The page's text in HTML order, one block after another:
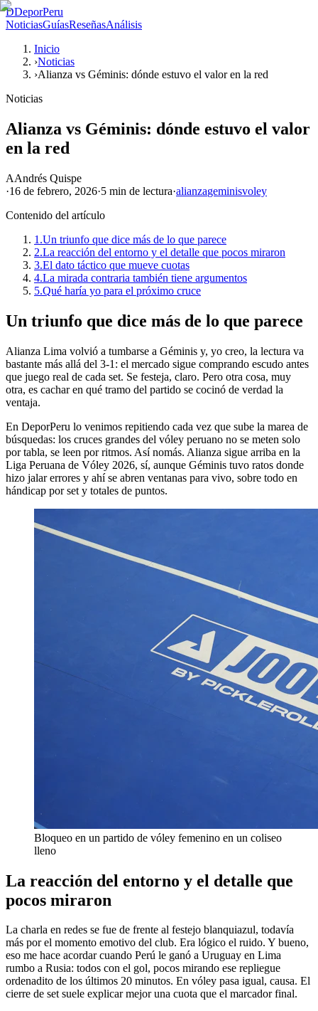
DDeporPeru
NoticiasGuíasReseñasAnálisis
Inicio
›Noticias
›Alianza vs Géminis: dónde estuvo el valor en la red
Noticias
Alianza vs Géminis: dónde estuvo el valor
en la red
AAndrés Quispe
·16 de febrero, 2026·5 min de lectura·alianzageminisvoley
Contenido del artículo
1.Un triunfo que dice más de lo que parece
2.La reacción del entorno y el detalle que pocos miraron
3.El dato táctico que mueve cuotas
4.La mirada contraria también tiene argumentos
5.Qué haría yo para el próximo cruce
Un triunfo que dice más de lo que parece
Alianza Lima volvió a tumbarse a Géminis y, yo creo, la lectura va
bastante más allá del 3-1: el mercado sigue comprando escudo antes
que juego real de cada set. Se festeja, claro. Pero otra cosa, muy
otra, es cachar en qué tramo del partido se cocinó de verdad la
ventaja.
En DeporPeru lo venimos repitiendo cada vez que sube la marea de
búsquedas: los cruces grandes del vóley peruano no se meten solo
por tabla, se leen por ritmos. Así nomás. Alianza sigue arriba en la
Liga Peruana de Vóley 2026, sí, aunque Géminis tuvo ratos donde
hizo jalar errores y ahí se abren ventanas para vivo, sobre todo en
hándicap por set y totales de puntos.
Bloqueo en un partido de vóley femenino en un coliseo
lleno
La reacción del entorno y el detalle que
pocos miraron
La charla en redes se fue de frente al festejo blanquiazul, todavía
más por el momento emotivo del club. Era lógico el ruido. Y bueno,
eso me hace acordar cuando Perú le ganó a Uruguay en Lima
rumbo a Rusia: todos con el gol, pocos mirando ese repliegue
ordenadito de los últimos 20 minutos. En vóley pasa igual, causa. El
cierre de set suele explicar mejor una cuota que el marcador final.